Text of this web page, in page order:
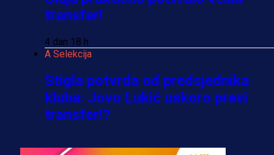
transfer!
4 dan 18 h
A Selekcija
Stigla potvrda od predsjednika
kluba: Jovo Lukić uskoro pravi
transfer!?